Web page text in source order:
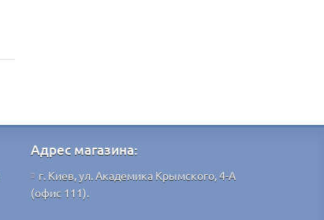
Адрес магазина:
г. Киев, ул. Академика Крымского, 4-А
(офис 111).